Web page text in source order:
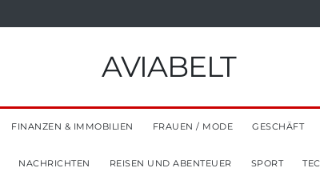
AVIABELT
FINANZEN & IMMOBILIEN FRAUEN / MODE GESCHÄFT
NACHRICHTEN REISEN UND ABENTEUER SPORT